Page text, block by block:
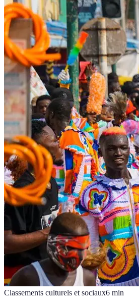
Classements culturels et sociaux6 min